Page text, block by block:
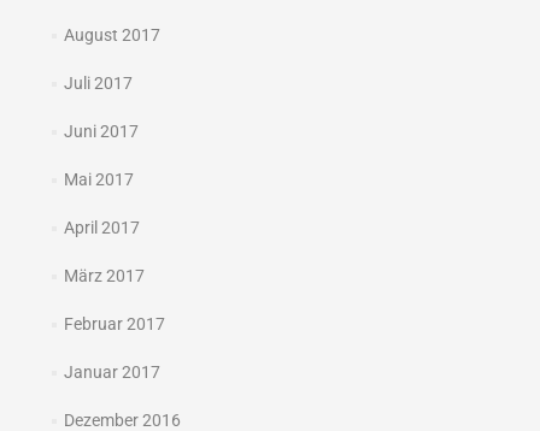
August 2017
Juli 2017
Juni 2017
Mai 2017
April 2017
März 2017
Februar 2017
Januar 2017
Dezember 2016